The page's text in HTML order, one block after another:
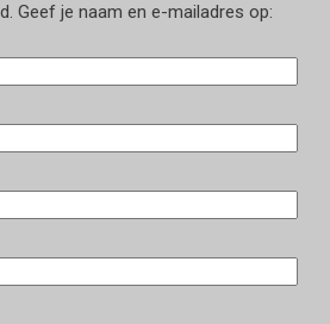
Geef je naam en e-mailadres op: